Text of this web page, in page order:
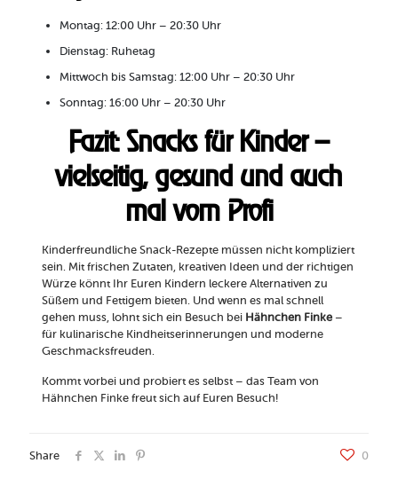
Montag: 12:00 Uhr – 20:30 Uhr
Dienstag: Ruhetag
Mittwoch bis Samstag: 12:00 Uhr – 20:30 Uhr
Sonntag: 16:00 Uhr – 20:30 Uhr
Fazit: Snacks für Kinder –
vielseitig, gesund und auch
mal vom Profi
Kinderfreundliche Snack-Rezepte müssen nicht kompliziert
sein. Mit frischen Zutaten, kreativen Ideen und der richtigen
Würze könnt Ihr Euren Kindern leckere Alternativen zu
Süßem und Fettigem bieten. Und wenn es mal schnell
gehen muss, lohnt sich ein Besuch bei Hähnchen Finke–
für kulinarische Kindheitserinnerungen und moderne
Geschmacksfreuden.
Kommt vorbei und probiert es selbst – das Team von
Hähnchen Finke freut sich auf Euren Besuch!
Share 0